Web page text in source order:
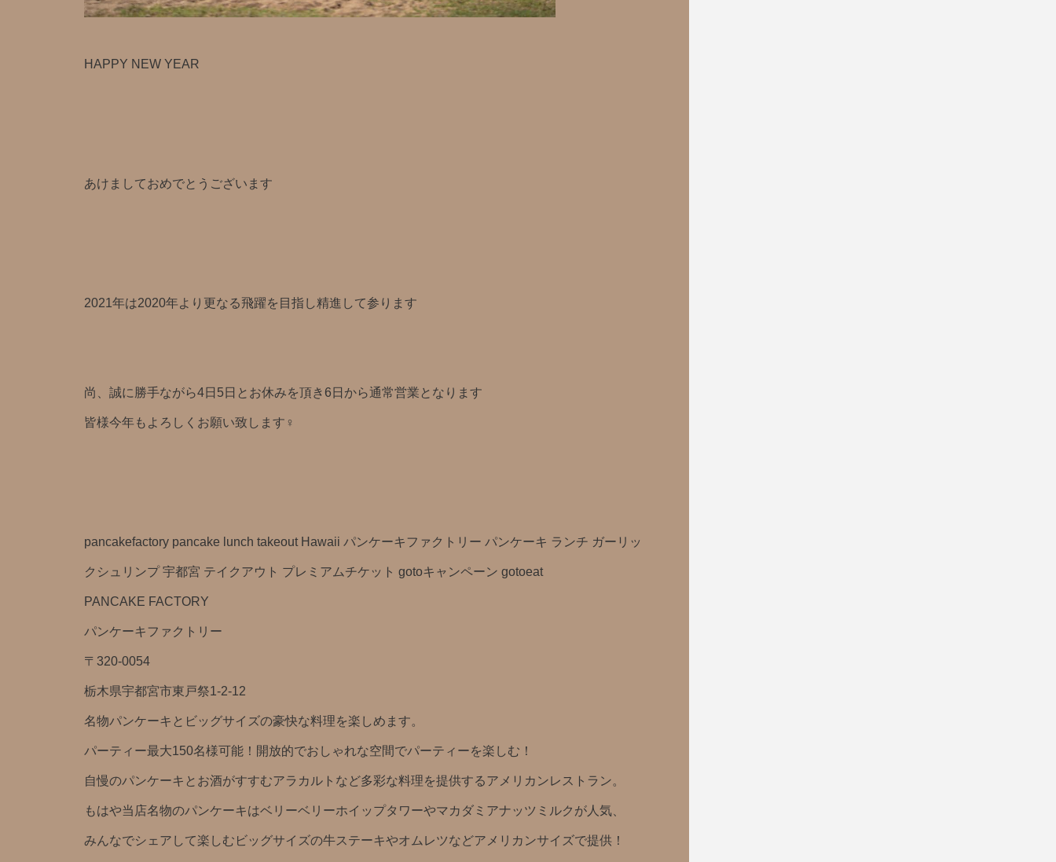
HAPPY NEW YEAR
あけましておめでとうございます
2021年は2020年より更なる飛躍を目指し精進して参ります
尚、誠に勝手ながら4日5日とお休みを頂き6日から通常営業となります
皆様今年もよろしくお願い致します‍♀️
pancakefactory pancake lunch takeout Hawaii パンケーキファクトリー パンケーキ ランチ ガーリッ
クシュリンプ 宇都宮 テイクアウト プレミアムチケット gotoキャンペーン gotoeat
PANCAKE FACTORY
パンケーキファクトリー
〒320-0054
栃木県宇都宮市東戸祭1-2-12
名物パンケーキとビッグサイズの豪快な料理を楽しめます。
パーティー最大150名様可能！開放的でおしゃれな空間でパーティーを楽しむ！
自慢のパンケーキとお酒がすすむアラカルトなど多彩な料理を提供するアメリカンレストラン。
もはや当店名物のパンケーキはベリーベリーホイップタワーやマカダミアナッツミルクが人気、
みんなでシェアして楽しむビッグサイズの牛ステーキやオムレツなどアメリカンサイズで提供！